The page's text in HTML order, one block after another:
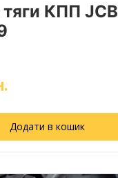
КПП JCB
Додати в кошик